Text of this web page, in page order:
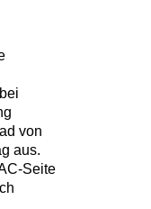
von
aus.